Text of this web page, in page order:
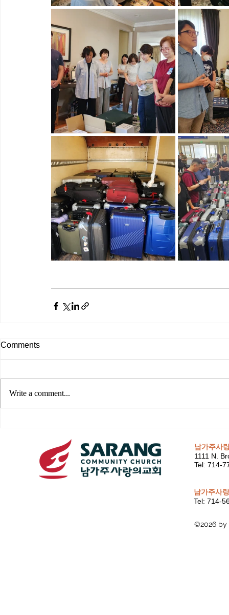
Comments
Write a comment...
남가주사
1111 N.
Tel: 714-
남가주사
Tel: 714-
©2026 by